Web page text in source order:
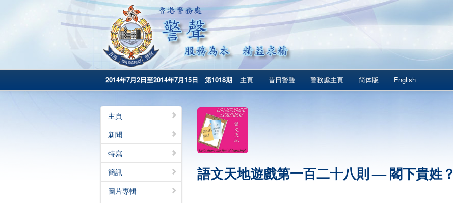
2014年7月2日至2014年7月15日 第1018期 主頁 昔日警聲 警務處主頁 简体版 English
主頁
新聞
特寫
簡訊
圖片專輯
語文天地遊戲第一百二十八則 –– 閣下貴姓？